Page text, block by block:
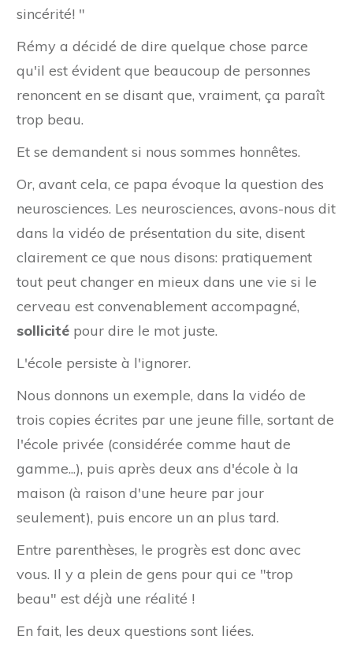
sincérité! "
Rémy a décidé de dire quelque chose parce
qu'il est évident que beaucoup de personnes
renoncent en se disant que, vraiment, ça paraît
trop beau.
Et se demandent si nous sommes honnêtes.
Or, avant cela, ce papa évoque la question des
neurosciences. Les neurosciences, avons-nous dit
dans la vidéo de présentation du site, disent
clairement ce que nous disons: pratiquement
tout peut changer en mieux dans une vie si le
cerveau est convenablement accompagné,
sollicité pour dire le mot juste.
L'école persiste à l'ignorer.
Nous donnons un exemple, dans la vidéo de
trois copies écrites par une jeune fille, sortant de
l'école privée (considérée comme haut de
gamme...), puis après deux ans d'école à la
maison (à raison d'une heure par jour
seulement), puis encore un an plus tard.
Entre parenthèses, le progrès est donc avec
vous. Il y a plein de gens pour qui ce "trop
beau" est déjà une réalité !
En fait, les deux questions sont liées.